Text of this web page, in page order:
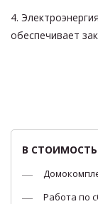
4.
обеспечивает
В
Работа по